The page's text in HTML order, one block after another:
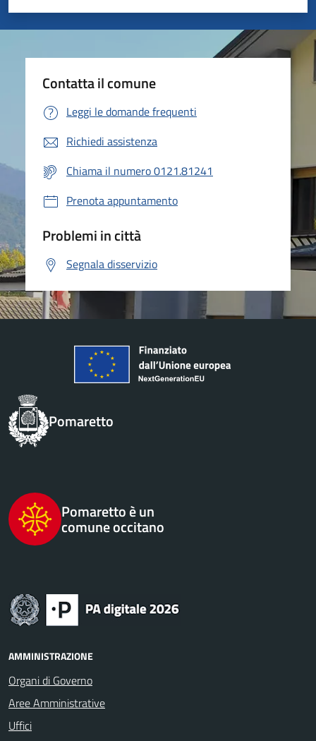
Valuta 5 stelle su 5
Valuta 4 stelle su 5
Valuta 3 stelle su 5
Valuta 2 stelle su 5
Valuta 1 stelle su 5
Contatta il comune
Leggi le domande frequenti
Richiedi assistenza
Chiama il numero 0121.81241
Prenota appuntamento
Problemi in città
Segnala disservizio
Pomaretto
Pomaretto è un
comune occitano
AMMINISTRAZIONE
Organi di Governo
Aree Amministrative
Uffici